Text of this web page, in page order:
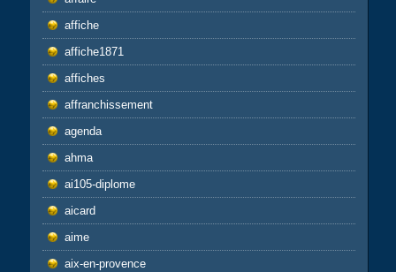
affiche
affiche1871
affiches
affranchissement
agenda
ahma
ai105-diplome
aicard
aime
aix-en-provence